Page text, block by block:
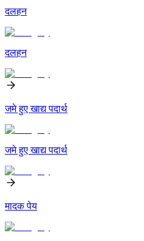
दलहन
दलहन
जमे हुए खाद्य पदार्थ
जमे हुए खाद्य पदार्थ
मादक पेय